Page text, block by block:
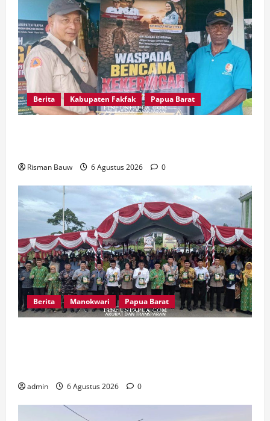
Berita Kabupaten Fakfak Papua Barat
Risman Bauw 6 Agustus 2026 0
Berita Manokwari Papua Barat
admin 6 Agustus 2026 0